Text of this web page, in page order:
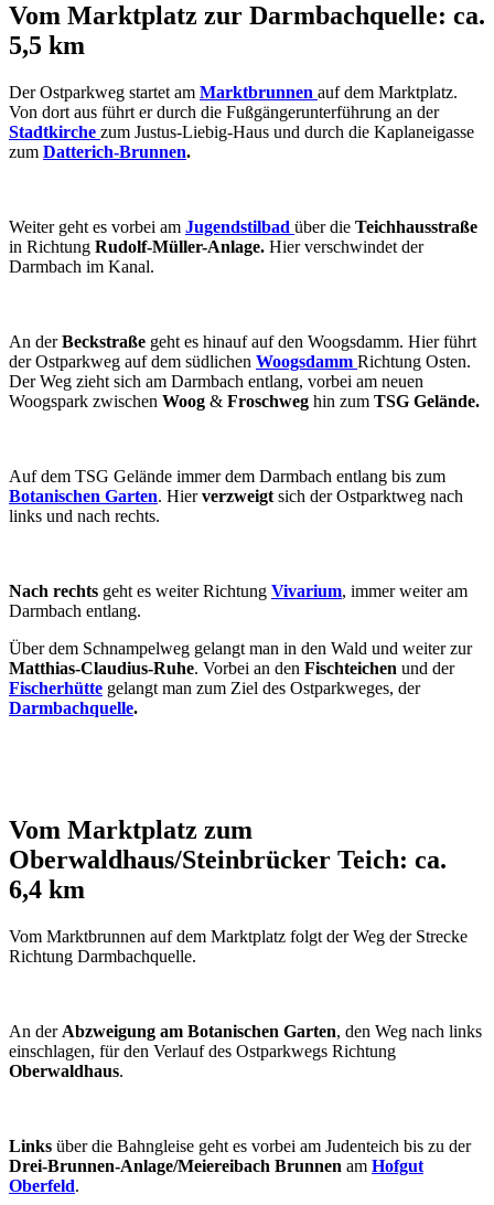
Vom Marktplatz zur Darmbachquelle: ca.
5,5 km
Der Ostparkweg startet am Marktbrunnen auf dem Marktplatz.
Von dort aus führt er durch die Fußgängerunterführung an der
Stadtkirche zum Justus-Liebig-Haus und durch die Kaplaneigasse
zum Datterich-Brunnen.
Weiter geht es vorbei am Jugendstilbad über die Teichhausstraße
in Richtung Rudolf-Müller-Anlage. Hier verschwindet der
Darmbach im Kanal.
An derBeckstraße geht es hinauf auf den Woogsdamm. Hier führt
der Ostparkweg auf dem südlichen Woogsdamm Richtung Osten.
Der Weg zieht sich am Darmbach entlang, vorbei am neuen
Woogspark zwischen Woog & Froschweg hin zum TSG Gelände.
Auf dem TSG Gelände immer dem Darmbach entlang bis zum
Botanischen Garten. Hierverzweigt sich der Ostparktweg nach
links und nach rechts.
Nach rechts geht es weiter Richtung Vivarium, immer weiter am
Darmbach entlang.
Über dem Schnampelweg gelangt man in den Wald und weiter zur
Matthias-Claudius-Ruhe. Vorbei an den Fischteichen und der
Fischerhütte gelangt man zum Ziel des Ostparkweges, der
Darmbachquelle.
Vom Marktplatz zum
Oberwaldhaus/Steinbrücker Teich: ca.
6,4 km
Vom Marktbrunnen auf dem Marktplatz folgt der Weg der Strecke
Richtung Darmbachquelle.
An der Abzweigung am Botanischen Garten, den Weg nach links
einschlagen, für den Verlauf des Ostparkwegs Richtung
Oberwaldhaus.
Links über die Bahngleise geht es vorbei am Judenteich bis zu der
Drei-Brunnen-Anlage/Meiereibach Brunnen am Hofgut
Oberfeld.